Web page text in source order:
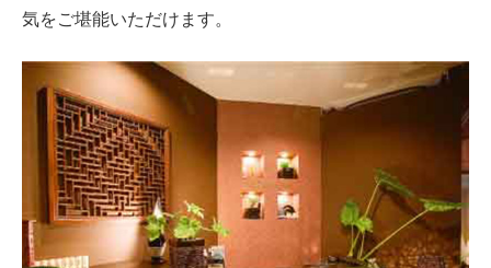
気をご堪能いただけます。